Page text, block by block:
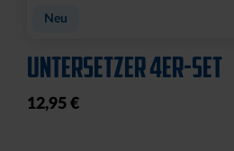
Neu
UNTERSETZER 4ER-SET
12,95 €